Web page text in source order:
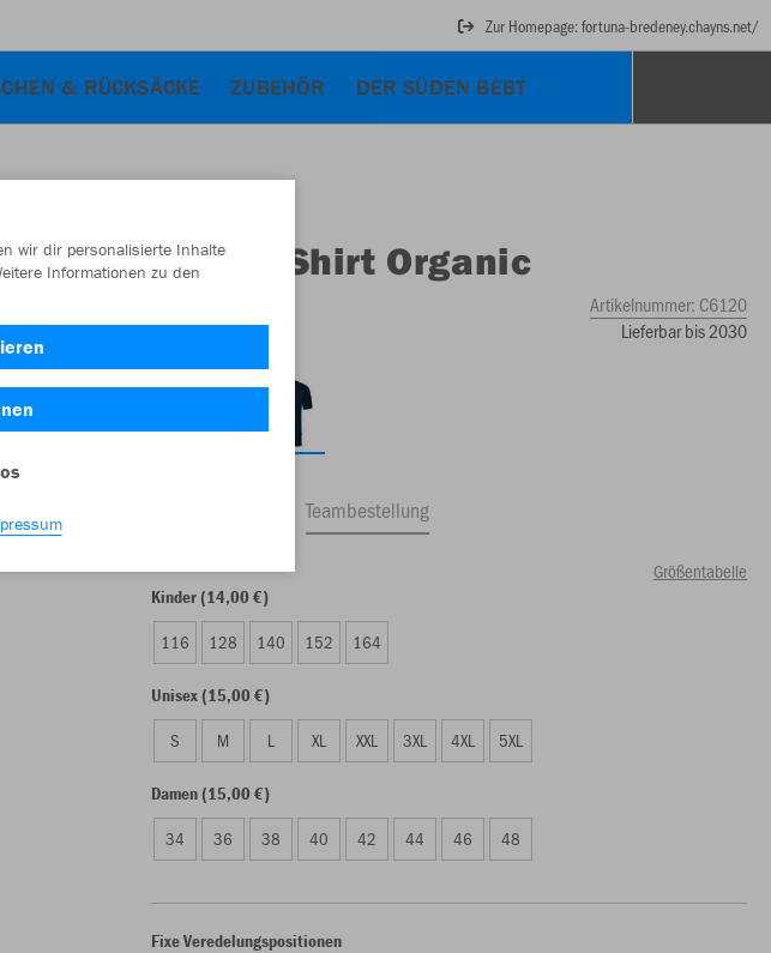
Zur Homepage: fortuna-bredeney.chayns.net/
& RÜCKSÄCKE ZUBEHÖR DER SÜDEN BEBT
JAKO T-Shirt Organic
Artikelnummer: C6120
Lieferbar bis 2030
Teambestellung
Größentabelle
Kinder (14,00 €)
116 128 140 152 164
Unisex (15,00 €)
S M L XL XXL 3XL 4XL 5XL
Damen (15,00 €)
34 36 38 40 42 44 46 48
Fixe Veredelungspositionen
wir dir personalisierte Inhalte
Informationen zu den